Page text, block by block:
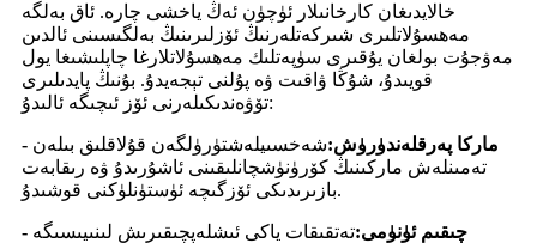
خالايدىغان كارخانىلار ئۈچۈن ئەڭ ياخشى چارە. ئاق بەلگە
مەھسۇلاتلىرى شىركەتلەرنىڭ ئۆزلىرىنىڭ بەلگىسىنى ئالدىن
مەۋجۇت بولغان يۇقىرى سۈپەتلىك مەھسۇلاتلارغا چاپلىشىغا يول
قويىدۇ، شۇڭا ۋاقىت ۋە پۇلنى تېجەيدۇ. بۇنىڭ پايدىلىرى
تۆۋەندىكىلەرنى ئۆز ئىچىگە ئالىدۇ:
- ماركا پەرقلەندۈرۈش:شەخسىيلەشتۈرۈلگەن قۇلاقلىق بىلەن
تەمىنلەش ماركىنىڭ كۆرۈنۈشچانلىقىنى ئاشۇرىدۇ ۋە رىقابەت
بازىرىدىكى ئۆزگىچە ئۈستۈنلۈكنى قوشىدۇ.
- چىقىم ئۈنۈمى:تەتقىقات ياكى ئىشلەپچىقىرىش لىنىيىسىگە